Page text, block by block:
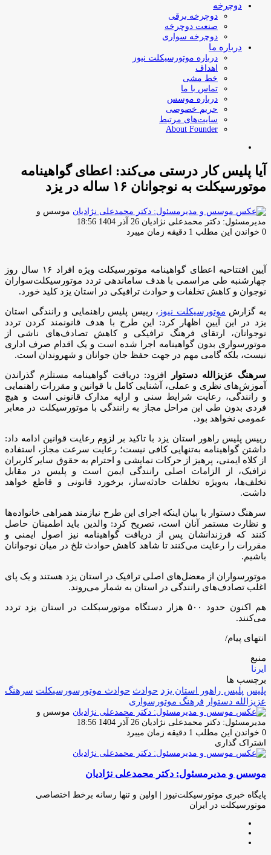
دوچرخه
دوچرخه برقی
صنعت دوچرخه
دوچرخه سواری
درباره ما
درباره موتورسیکلت نیوز
اهداف
خط مشی
تماس با ما
درباره موسس
حریم خصوصی
سایت‌های مرتبط
About Founder
آیا پلیس کار درستی می‌کند: اعطای گواهینامه
موتورسیکلت به نوجوانان ۱۶ ساله‌ در یزد
موسس و
مدیرمسئول: دکتر محمدعلی نژادیان ارسال
ایمیل
26 آذر 1404 18:56
0 خواندن این مطلب 1 دقیقه زمان میبرد
آیین افتتاحیه اعطای گواهینامه موتورسیکلت ویژه افراد ۱۶ سال روز
چهارشنبه طی مراسمی با هدف ساماندهی تردد موتورسیکلت‌سواران
نوجوان و کاهش تخلفات و حوادث ترافیکی در استان یزد کلید خورد.
به گزارش موتورسیکلت نیوز ، رییس پلیس راهنمایی و رانندگی استان
یزد در این آیین اظهار کرد: این طرح با هدف قانونمند کردن تردد
نوجوانان، ارتقای فرهنگ ترافیکی و کاهش تصادف‌های ناشی از
موتورسواری بدون گواهینامه اجرا شده است و یک اقدام صرف اداری
نیست، بلکه گامی مهم در جهت حفظ جان جوانان و شهروندان است.
سرهنگ عزیزالله دستوار
افزود: دریافت گواهینامه مستلزم گذراندن
آموزش‌های نظری و عملی، آشنایی کامل با قوانین و مقررات راهنمایی
و رانندگی، رعایت شرایط سنی و ارایه مدارک قانونی است و هیچ
فردی بدون طی این مراحل مجاز به رانندگی با موتورسیکلت در معابر
عمومی نخواهد بود.
رییس پلیس راهور استان یزد با تاکید بر لزوم رعایت قوانین ادامه داد:
داشتن گواهینامه به‌تنهایی کافی نیست؛ رعایت سرعت مجاز، استفاده
از کلاه ایمنی، پرهیز از حرکات نمایشی و احترام به حقوق سایر کاربران
ترافیک، از الزامات اصلی رانندگی ایمن است و پلیس در مقابل
تخلف‌ها، به‌ویژه تخلفات حادثه‌ساز، برخورد قانونی و قاطع خواهد
داشت.
سرهنگ دستوار با بیان اینکه اجرای این طرح نیازمند همراهی خانواده‌ها
و نظارت مستمر آنان است، تصریح کرد: والدین باید اطمینان حاصل
کنند که فرزندانشان پس از دریافت گواهینامه نیز اصول ایمنی و
مقررات را رعایت می‌کنند تا شاهد کاهش حوادث تلخ در میان نوجوانان
باشیم.
موتورسواران از معضل‌های اصلی ترافیک در استان یزد هستند و یک پای
اغلب تصادف‌های رانندگی در استان به شمار می‌روند.
هم اکنون حدود ۵۰۰ هزار دستگاه موتورسبکلت در استان یزد تردد
می‌کنند.
انتهای پیام/
منبع
ایرنا
برچسب ها
پلیس پلیس راهور استان یزد حوادث حوادث موتورسورسیکلت سرهنگ
عزیزالله دستوار فرهنگ موتورسوارى
موسس و
مدیرمسئول: دکتر محمدعلی نژادیان ارسال
ایمیل
26 آذر 1404 18:56
0 خواندن این مطلب 1 دقیقه زمان میبرد
اشتراک گذاری
فیس
توئیتر
لینکدین
واتس
تلگرام
اشتراک
از
ایمیل
چاپ
موسس و مدیرمسئول: دکتر محمدعلی نژادیان
پایگاه خبری موتورسیکلت‌نیوز | اولین و تنها رسانه برخط اختصاصی
موتورسیکلت در ایران